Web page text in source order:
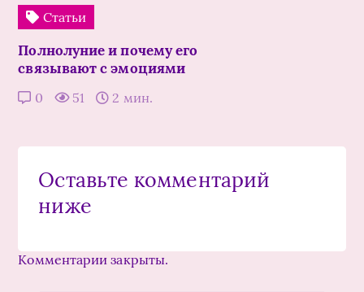
Статьи
Полнолуние и почему его
связывают с эмоциями
0 51 2 мин.
Оставьте комментарий
ниже
Комментарии закрыты.